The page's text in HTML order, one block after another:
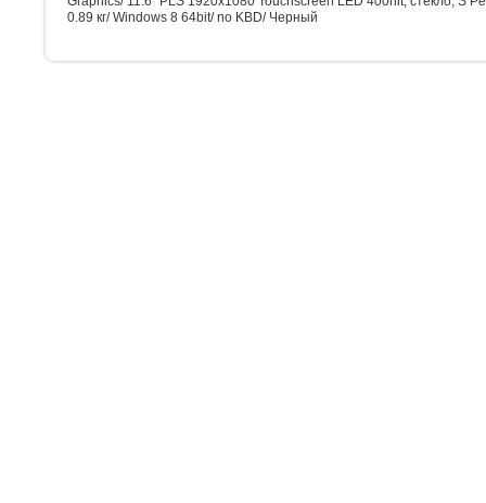
0.89 кг/ Windows 8 64bit/ no KBD/ Черный